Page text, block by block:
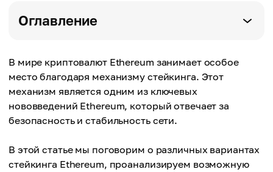
Оглавление
В мире криптовалют Ethereum занимает особое
место благодаря механизму стейкинга. Этот
механизм является одним из ключевых
нововведений Ethereum, который отвечает за
безопасность и стабильность сети.
В этой статье мы поговорим о различных вариантах
стейкинга Ethereum, проанализируем возможную